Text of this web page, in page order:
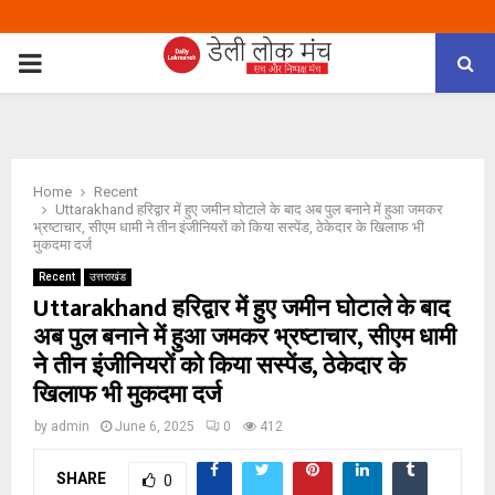
PRIMARY
Home
Recent
Uttarakhand हरिद्वार में हुए जमीन घोटाले के बाद अब पुल बनाने में हुआ जमकर
भ्रष्टाचार, सीएम धामी ने तीन इंजीनियरों को किया सस्पेंड, ठेकेदार के खिलाफ भी
मुकदमा दर्ज
Recent उत्तराखंड
Uttarakhand हरिद्वार में हुए जमीन घोटाले के बाद
अब पुल बनाने में हुआ जमकर भ्रष्टाचार, सीएम धामी
ने तीन इंजीनियरों को किया सस्पेंड, ठेकेदार के
खिलाफ भी मुकदमा दर्ज
by admin June 6, 2025 0 412
SHARE 0